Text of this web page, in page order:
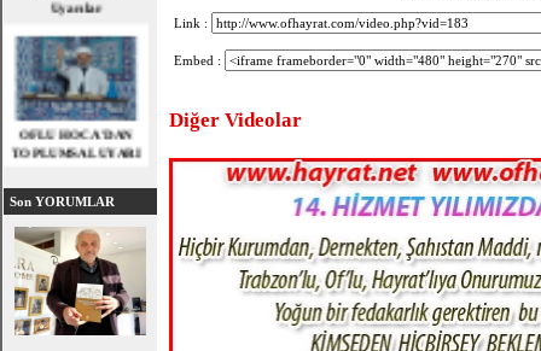
OFLU HOCA'DAN
TOPLUMSAL UYARI
Son YORUMLAR
Link :
Embed :
Diğer Videolar